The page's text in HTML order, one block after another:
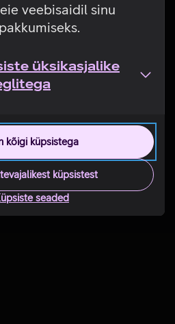
veebisaidil sinu
üksikasjalike
kõigi küpsistega
küpsistest
seaded